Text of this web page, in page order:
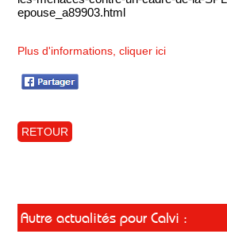
epouse_a89903.html
Plus d'informations, cliquer ici
RETOUR
Autre actualités pour Calvi :